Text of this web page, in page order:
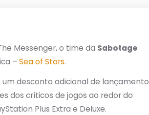
Messenger, o time da Sabotage
– Sea of Stars.
desconto adicional de lançamento
dos críticos de jogos ao redor do
Plus Extra e Deluxe.